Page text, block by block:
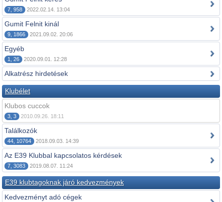
7, 958 2022.02.14. 13:04
Gumit Felnit kinál
9, 1866 2021.09.02. 20:06
Egyéb
1, 26 2020.09.01. 12:28
Alkatrész hirdetések
Klubélet
Klubos cuccok
3, 3 2010.09.26. 18:11
Találkozók
44, 10764 2018.09.03. 14:39
Az E39 Klubbal kapcsolatos kérdések
7, 3083 2019.08.07. 11:24
E39 klubtagoknak járó kedvezmények
Kedvezményt adó cégek